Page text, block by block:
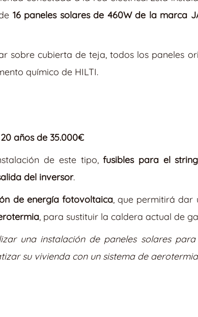
16 paneles solares de 460W de la marca
sobre cubierta de teja, todos los paneles
químico de HILTI.
años de 35.000€
de este tipo,fusibles para el
del inversor.
de energía fotovoltaica, que permitirá dar
, para sustituir la caldera actual de
una instalación de paneles solares
su vivienda con un sistema de